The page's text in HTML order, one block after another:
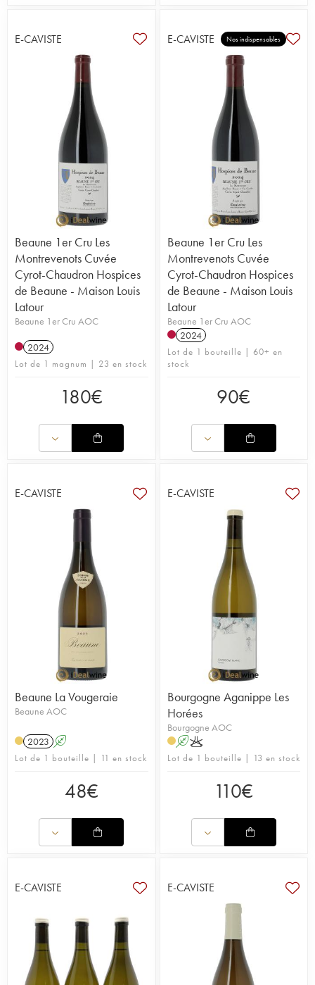
E-CAVISTE
Beaune 1er Cru Les
Montrevenots Cuvée
Cyrot-Chaudron Hospices
de Beaune - Maison Louis
Latour
Beaune 1er Cru AOC
2024
Lot de 1 magnum | 23 en stock
180€
E-CAVISTE Nos indispensables
Beaune 1er Cru Les
Montrevenots Cuvée
Cyrot-Chaudron Hospices
de Beaune - Maison Louis
Latour
Beaune 1er Cru AOC
2024
Lot de 1 bouteille | 60+ en
stock
90€
E-CAVISTE
Beaune La Vougeraie
Beaune AOC
2023 A
Lot de 1 bouteille | 11 en stock
48€
E-CAVISTE
Bourgogne Aganippe Les
Horées
Bourgogne AOC
AK
Lot de 1 bouteille | 13 en stock
110€
E-CAVISTE E-CAVISTE